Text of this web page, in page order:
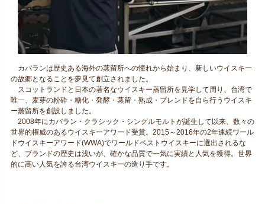
カバランは歴史ある海外の蒸留所への憧れから始まり、新しいウイスキー
の故郷となることを夢見て創立されました。
スコットランドと日本の著名なウイスキー蒸留所を見学して周り、台湾で
唯一、麦芽の粉砕・糖化・発酵・蒸留・熟成・ブレンドを自ら行うウイスキ
ー蒸留所を創設しました。
2008年にカバラン・クラシック・シングルモルトが誕生して以来、数々の
世界的権威のあるウイスキーアワード受賞。2015～2016年の2年連続ワール
ドウイスキーアワード(WWA)でワールドベストウイスキーに選出されるな
ど、ブランドの歴史は浅いが、確かな品質で一気に実績と人気を獲得。世界
的に高い人気を誇る台湾ウイスキーの造り手です。